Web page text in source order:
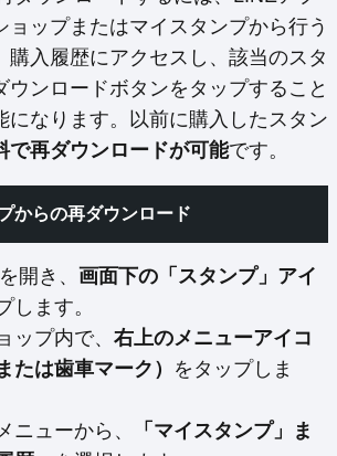
ョップまたはマイスタンプから行う
購入履歴にアクセスし、該当のスタ
ウンロードボタンをタップすること
になります。以前に購入したスタン
で再ダウンロードが可能です。
からの再ダウンロード
開き、 画面下の「スタンプ」アイ
します。
ップ内で、 右上のメニューアイコ
たは歯車マーク） をタップしま
ニューから、
「マイスタンプ」ま